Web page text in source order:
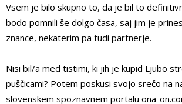
Vsem je bilo skupno to, da je bil to
bodo pomnili še dolgo časa, saj jim je
znance, nekaterim pa tudi partnerje.
Nisi bil/a med tistimi, ki jih je kupid Ljubo
puščicami? Potem poskusi svojo srečo na
slovenskem spoznavnem portalu ona-